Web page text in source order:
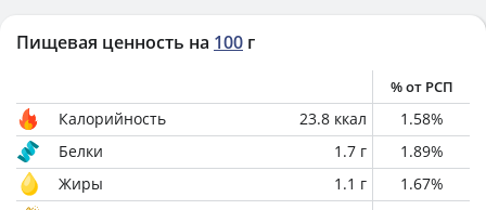
Пищевая ценность на 100 г
% от РСП
Калорийность 23.8 ккал 1.58%
Белки
1.7 г 1.89%
Жиры
1.1 г 1.67%